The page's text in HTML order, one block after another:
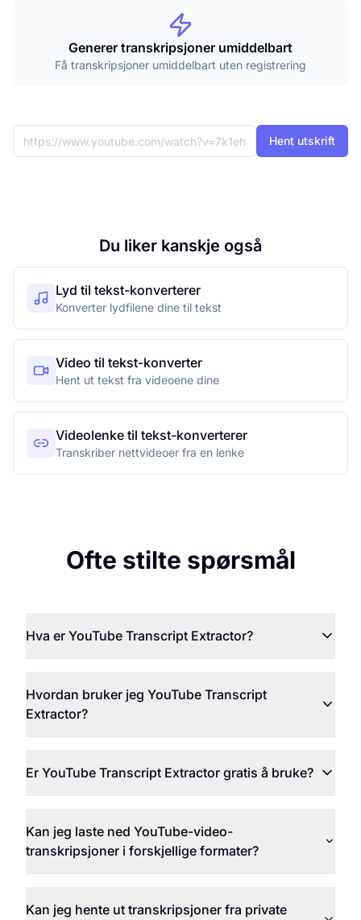
Generer transkripsjoner umiddelbart
Få transkripsjoner umiddelbart uten registrering
Hent utskrift
Du liker kanskje også
Lyd til tekst-konverterer
Konverter lydfilene dine til tekst
Video til tekst-konverter
Hent ut tekst fra videoene dine
Videolenke til tekst-konverterer
Transkriber nettvideoer fra en lenke
Ofte stilte spørsmål
Hva er YouTube Transcript Extractor?
Hvordan bruker jeg YouTube Transcript
Extractor?
Er YouTube Transcript Extractor gratis å bruke?
Kan jeg laste ned YouTube-video-
transkripsjoner i forskjellige formater?
Kan jeg hente ut transkripsjoner fra private